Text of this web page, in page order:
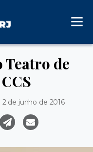
Teatro de
2 de junho de 2016